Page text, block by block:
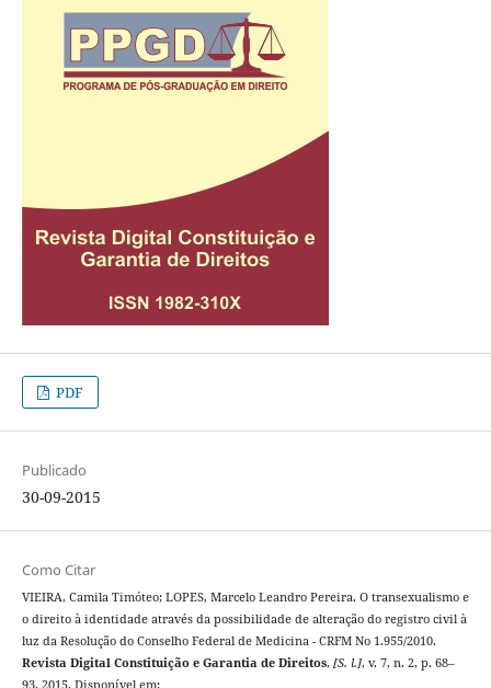
PDF
Publicado
30-09-2015
Como Citar
VIEIRA, Camila Timóteo; LOPES, Marcelo Leandro Pereira. O transexualismo e
o direito à identidade através da possibilidade de alteração do registro civil à
luz da Resolução do Conselho Federal de Medicina - CRFM No 1.955/2010.
Revista Digital Constituição e Garantia de Direitos, [S. l.], v. 7, n. 2, p. 68–
93, 2015. Disponível em: